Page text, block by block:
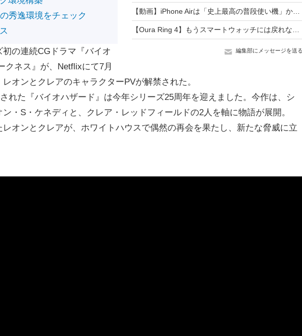
編集部にメッセージを送る
秀逸環境をチェック
の連続CGドラマ『バイオ
クネス』が、Netflixにて7月
オンとクレアのキャラクターPVが解禁された。
れた『バイオハザード』は今年シリーズ25周年を迎えました。今作は、シ
・S・ケネディと、クレア・レッドフィールドの2人を軸に物語が展開。
オンとクレアが、ホワイトハウスで偶然の再会を果たし、新たな脅威に立